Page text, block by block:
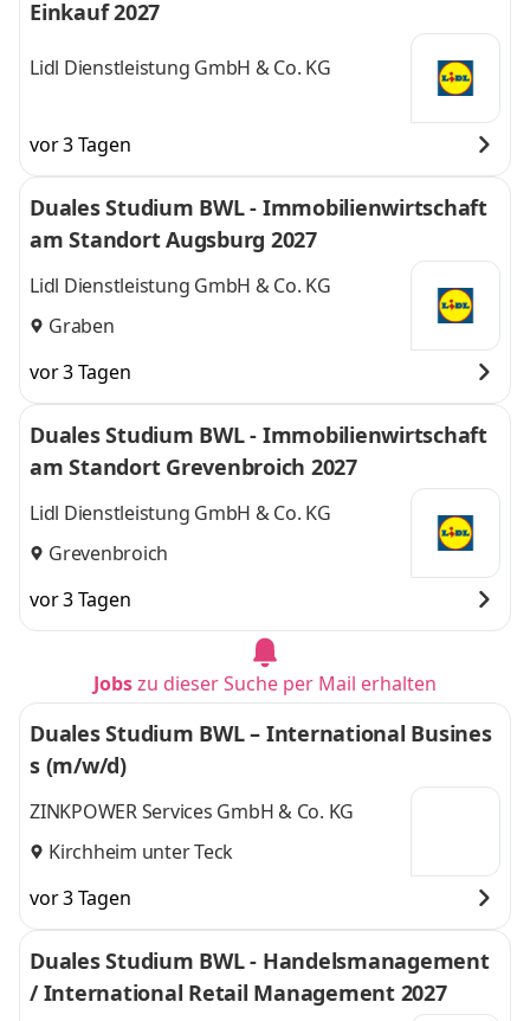
Einkauf 2027
Lidl Dienstleistung GmbH & Co. KG
vor 3 Tagen
Duales Studium BWL - Immobilienwirtschaft
am Standort Augsburg 2027
Lidl Dienstleistung GmbH & Co. KG
Graben
vor 3 Tagen
Duales Studium BWL - Immobilienwirtschaft
am Standort Grevenbroich 2027
Lidl Dienstleistung GmbH & Co. KG
Grevenbroich
vor 3 Tagen
Jobszu dieser Suche per Mail erhalten
Duales Studium BWL – International Busines
s (m/w/d)
ZINKPOWER Services GmbH & Co. KG
Kirchheim unter Teck
vor 3 Tagen
Duales Studium BWL - Handelsmanagement
/ International Retail Management 2027